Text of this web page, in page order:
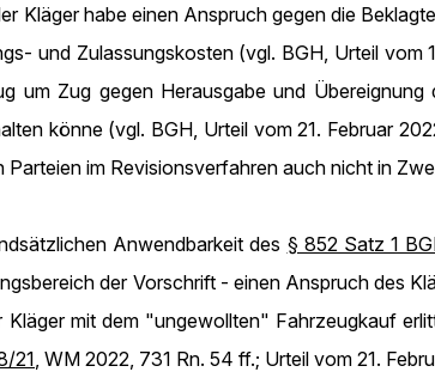
Kläger habe einen Anspruch gegen die
und Zulassungskosten (vgl. BGH, Urteil vom
Zug gegen Herausgabe und Übereignung
könne (vgl. BGH, Urteil vom 21. Februar
im Revisionsverfahren auch nicht in
Anwendbarkeit des § 852 Satz 1
der Vorschrift - einen Anspruch des
mit dem "ungewollten" Fahrzeugkauf
21, WM 2022, 731 Rn. 54 ff.; Urteil vom 21.